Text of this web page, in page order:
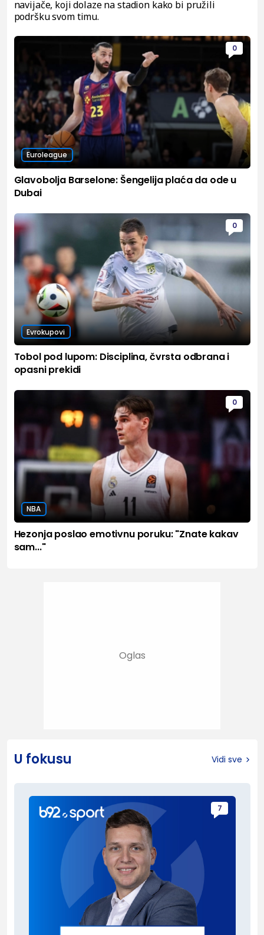
navijače, koji dolaze na stadion kako bi pružili
podršku svom timu.
0
Euroleague
Glavobolja Barselone: Šengelija plaća da ode u
Dubai
0
Evrokupovi
Tobol pod lupom: Disciplina, čvrsta odbrana i
opasni prekidi
0
NBA
Hezonja poslao emotivnu poruku: "Znate kakav
sam..."
U fokusu Vidi sve
7